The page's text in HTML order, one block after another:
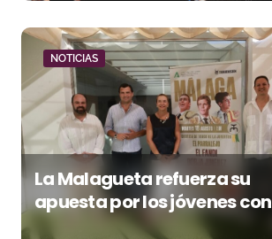
NOTICIAS
La Malagueta refuerza su
apuesta por los jóvenes con
entradas desde un euro